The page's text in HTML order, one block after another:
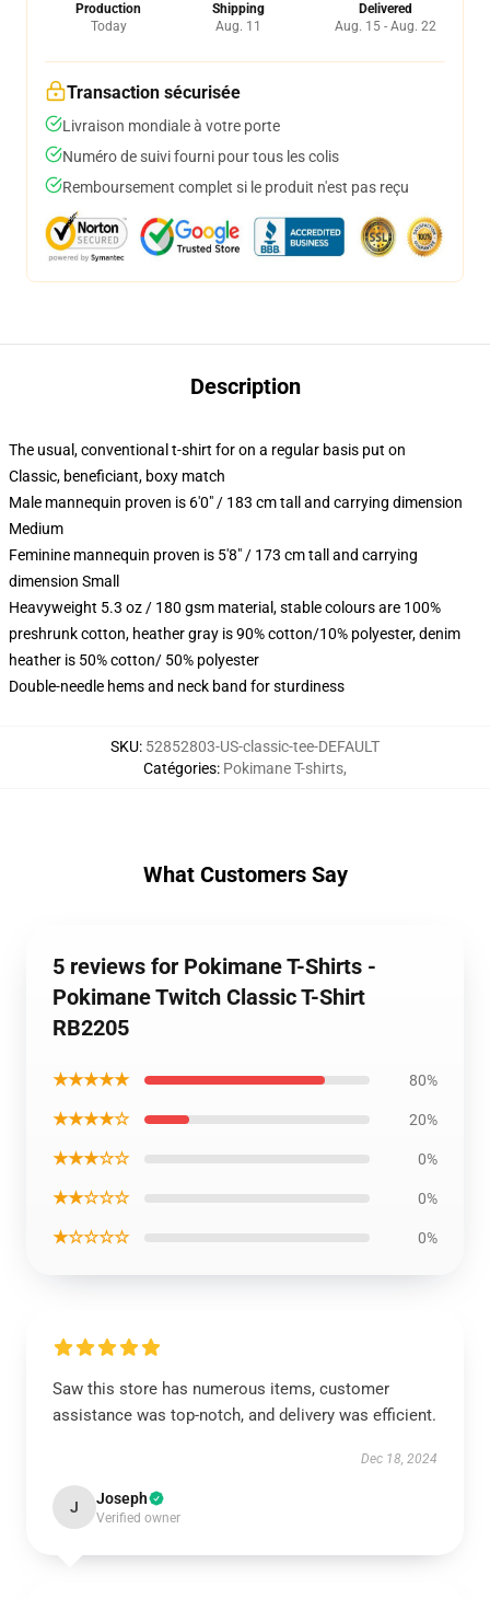
Production
Today
Shipping
Aug. 11
Delivered
Aug. 15 - Aug. 22
Transaction sécurisée
Livraison mondiale à votre porte
Numéro de suivi fourni pour tous les colis
Remboursement complet si le produit n'est pas reçu
Description
The usual, conventional t-shirt for on a regular basis put on
Classic, beneficiant, boxy match
Male mannequin proven is 6'0" / 183 cm tall and carrying dimension
Medium
Feminine mannequin proven is 5'8" / 173 cm tall and carrying
dimension Small
Heavyweight 5.3 oz / 180 gsm material, stable colours are 100%
preshrunk cotton, heather gray is 90% cotton/10% polyester, denim
heather is 50% cotton/ 50% polyester
Double-needle hems and neck band for sturdiness
SKU: 52852803-US-classic-tee-DEFAULT
Catégories: Pokimane T-shirts,
What Customers Say
5 reviews for Pokimane T-Shirts -
Pokimane Twitch Classic T-Shirt
RB2205
★★★★★ 80%
★★★★☆ 20%
★★★☆☆ 0%
★★☆☆☆ 0%
★☆☆☆☆ 0%
Saw this store has numerous items, customer
assistance was top-notch, and delivery was efficient.
Dec 18, 2024
J Joseph
Verified owner